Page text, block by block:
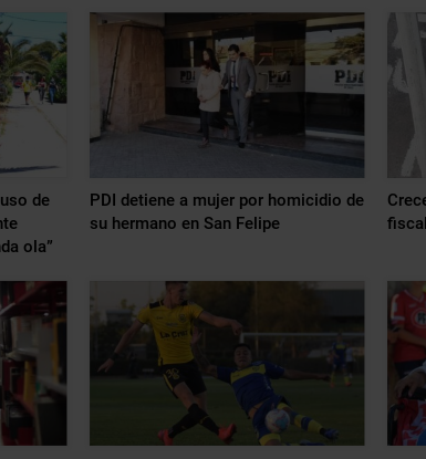
de
ola”
PDI detiene a mujer por homicidio de
su hermano en San Felipe